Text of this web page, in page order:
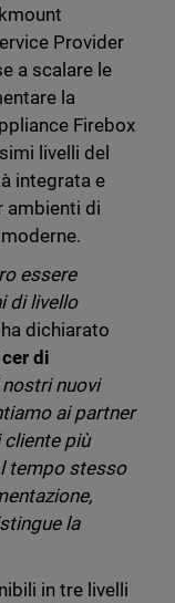
Provider
a scalare le
la
Firebox
livelli del
integrata e
ambienti di
essere
di livello
dichiarato
di
nostri nuovi
ai partner
più
tempo stesso
la
in tre livelli